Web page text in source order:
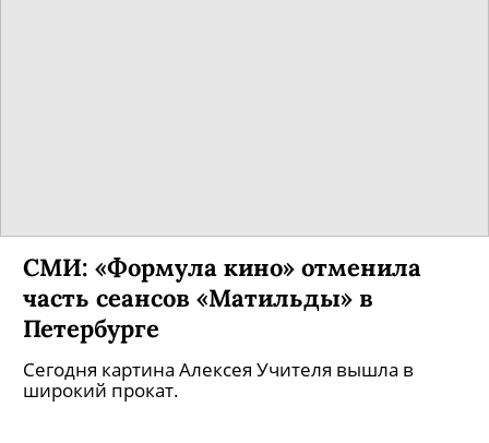
СМИ: «Формула кино» отменила
часть сеансов «Матильды» в
Петербурге
Сегодня картина Алексея Учителя вышла в
широкий прокат.